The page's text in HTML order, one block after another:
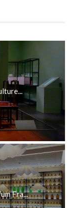
Fra...